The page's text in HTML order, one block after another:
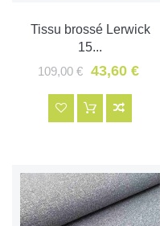
Tissu brossé Lerwick
15...
109,00 €
43,60 €